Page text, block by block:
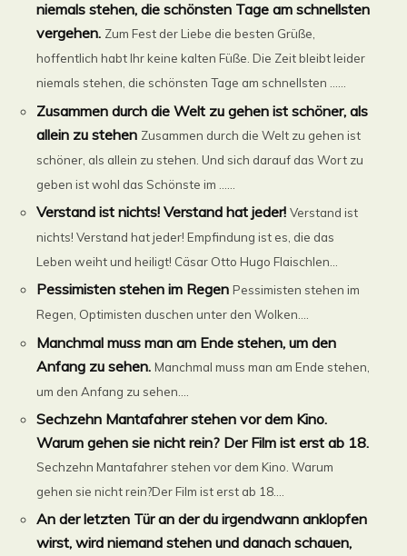
niemals stehen, die schönsten Tage am schnellsten
vergehen. Zum Fest der Liebe die besten Grüße,
hoffentlich habt Ihr keine kalten Füße. Die Zeit bleibt leider
niemals stehen, die schönsten Tage am schnellsten ......
Zusammen durch die Welt zu gehen ist schöner, als
allein zu stehen Zusammen durch die Welt zu gehen ist
schöner, als allein zu stehen. Und sich darauf das Wort zu
geben ist wohl das Schönste im ......
Verstand ist nichts! Verstand hat jeder! Verstand ist
nichts! Verstand hat jeder! Empfindung ist es, die das
Leben weiht und heiligt! Cäsar Otto Hugo Flaischlen...
Pessimisten stehen im Regen Pessimisten stehen im
Regen, Optimisten duschen unter den Wolken....
Manchmal muss man am Ende stehen, um den
Anfang zu sehen. Manchmal muss man am Ende stehen,
um den Anfang zu sehen....
Sechzehn Mantafahrer stehen vor dem Kino.
Warum gehen sie nicht rein? Der Film ist erst ab 18.
Sechzehn Mantafahrer stehen vor dem Kino. Warum
gehen sie nicht rein?Der Film ist erst ab 18....
An der letzten Tür an der du irgendwann anklopfen
wirst, wird niemand stehen und danach schauen,